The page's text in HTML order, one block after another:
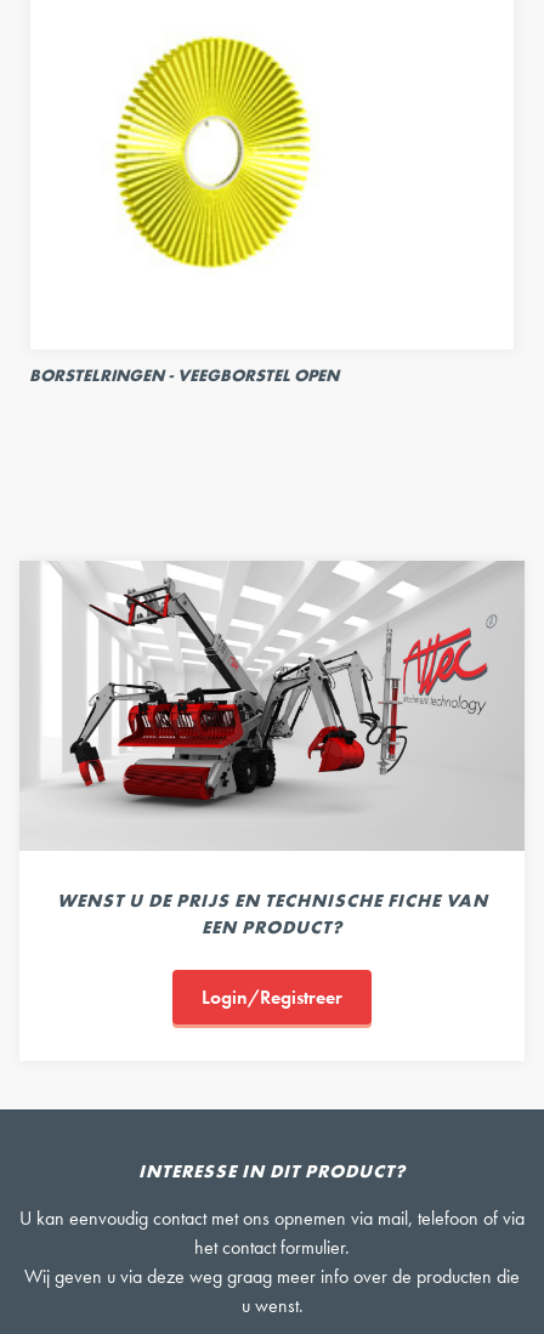
BORSTELRINGEN - VEEGBORSTEL OPEN
WENST U DE PRIJS EN TECHNISCHE FICHE VAN
EEN PRODUCT?
Login/Registreer
INTERESSE IN DIT PRODUCT?
U kan eenvoudig contact met ons opnemen via mail, telefoon of via
het contact formulier.
Wij geven u via deze weg graag meer info over de producten die
u wenst.